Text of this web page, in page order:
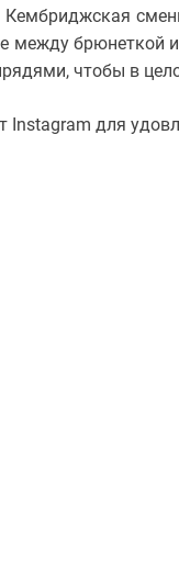
Кембриджская
между
чтобы в
для